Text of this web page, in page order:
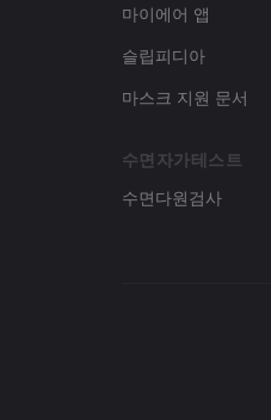
마이에어 앱
슬립피디아
마스크 지원 문서
수면자가테스트
수면다원검사